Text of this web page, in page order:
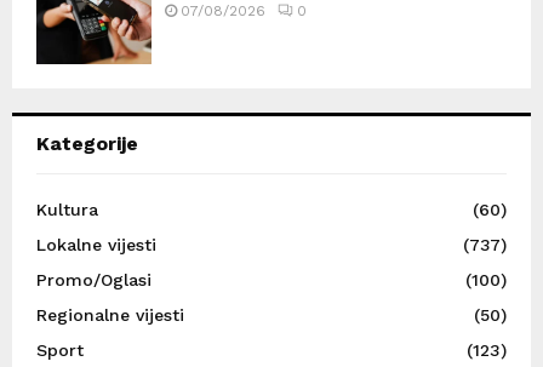
07/08/2026 0
Kategorije
Kultura
(60)
Lokalne vijesti
(737)
Promo/Oglasi
(100)
Regionalne vijesti
(50)
Sport
(123)